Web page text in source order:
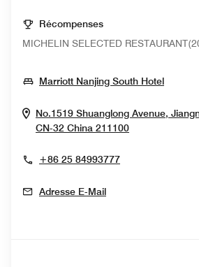
Récompenses
MICHELIN SELECTED
Marriott Nanjing South HotelOpens
No.1519 Shuanglong Avenue,
CN-32 China 211100Opens In
+86 25 84993777
Adresse E-Mail